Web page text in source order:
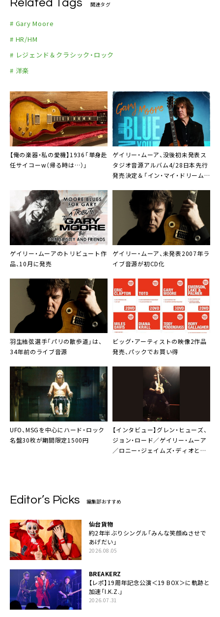
Related Tags 関連タグ
# Gary Moore
# HR/HM
# レジェンド＆クラシック・ロック
# 洋楽
【俺の楽器・私の愛機】1936「単身赴
任サイコーw（帰る時は…）」
ゲイリー・ムーア、没後初未発表ス
タジオ音源アルバム4/28日本先行
発売決定＆「イン・マイ・ドリーム
ゲイリー・ムーアのトリビュート作
品、10月に発売
ゲイリー・ムーア、未発表2007年ラ
イブ音源が初CD化
羽生結弦選手「パリの散歩道 」は、
34年前のライブ音源
ビッグ・アーティストの映像2作品
発売、パックでお買い得
UFO、 MSGを中心にハード・ロック
名盤30枚が期間限定1500円
【インタビュー】 グレン・ヒューズ、
ジョン・ロード／ゲイリー・ムーア
／ロニー・ジェイムズ・ディオとの
Editor’s Picks 編集部おすすめ
仙台貨物
約2年半ぶりシングル「みんな笑顔ぬさせで
あげだい」
2026.08.05
BREAKERZ
【レポ】19周年記念公演＜19 BOX＞に軌跡と
加速「I.K.Z.」
2026.07.31